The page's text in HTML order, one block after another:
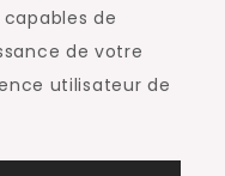
de
de votre
utilisateur de